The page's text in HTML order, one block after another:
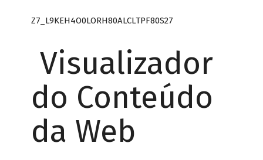
Z7_L9KEH4O0LORH80ALCLTPF80S27
Visualizador
do Conteúdo
da Web